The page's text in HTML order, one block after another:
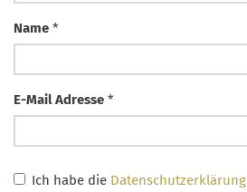
Name *
E-Mail Adresse *
Ich habe die Datenschutzerklärung